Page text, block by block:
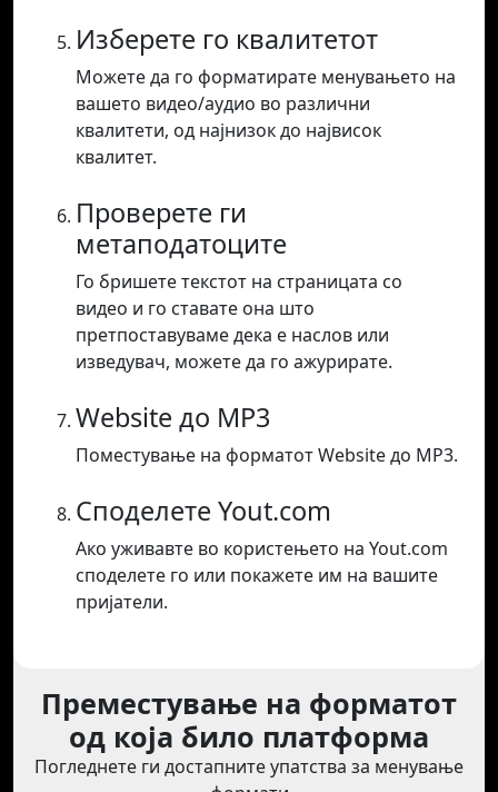
Изберете го квалитетот
Можете да го форматирате менувањето на
вашето видео/аудио во различни
квалитети, од најнизок до највисок
квалитет.
Проверете ги
метаподатоците
Го бришете текстот на страницата со
видео и го ставате она што
претпоставуваме дека е наслов или
изведувач, можете да го ажурирате.
Website до MP3
Поместување на форматот Website до MP3.
Споделете Yout.com
Ако уживавте во користењето на Yout.com
споделете го или покажете им на вашите
пријатели.
Преместување на форматот
од која било платформа
Погледнете ги достапните упатства за менување